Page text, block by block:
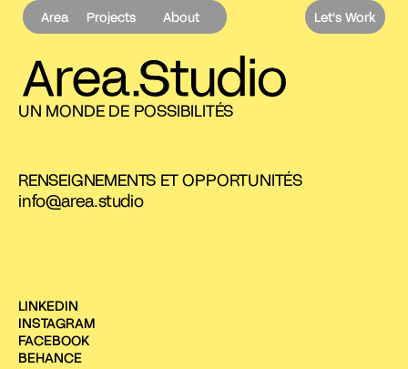
Area Projects About Let's Work
UN MONDE DE POSSIBILITÉS
RENSEIGNEMENTS ET OPPORTUNITÉS
info@area.studio
LINKEDIN
INSTAGRAM
FACEBOOK
BEHANCE